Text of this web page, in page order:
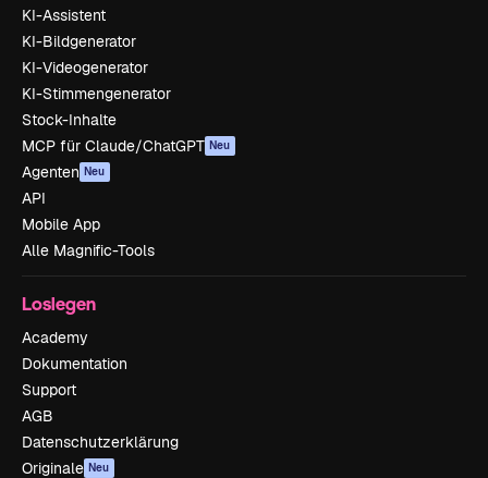
KI-Assistent
KI-Bildgenerator
KI-Videogenerator
KI-Stimmengenerator
Stock-Inhalte
MCP für Claude/ChatGPT Neu
Agenten Neu
API
Mobile App
Alle Magnific-Tools
Loslegen
Academy
Dokumentation
Support
AGB
Datenschutzerklärung
Originale Neu